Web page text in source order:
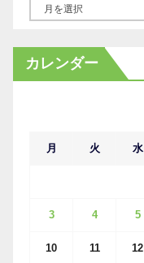
カ
イ
カレンダー
月 火 水
3 4 5
10 11 12